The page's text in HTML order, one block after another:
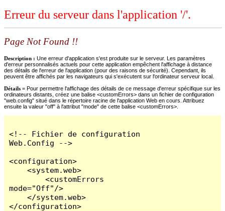
Erreur du serveur dans l'application '/'.
Page Not Found !!
Description : Une erreur d'application s'est produite sur le serveur. Les paramètres
d'erreur personnalisés actuels pour cette application empêchent l'affichage à distance
des détails de l'erreur de l'application (pour des raisons de sécurité). Cependant, ils
peuvent être affichés par les navigateurs qui s'exécutent sur l'ordinateur serveur local.
Détails = Pour permettre l'affichage des détails de ce message d'erreur spécifique sur les
ordinateurs distants, créez une balise <customErrors> dans un fichier de configuration
"web.config" situé dans le répertoire racine de l'application Web en cours. Attribuez
ensuite la valeur "off" à l'attribut "mode" de cette balise <customErrors>.
<!-- Fichier de configuration
Web.Config -->
<configuration>
    <system.web>
        <customErrors
mode="Off"/>
    </system.web>
</configuration>